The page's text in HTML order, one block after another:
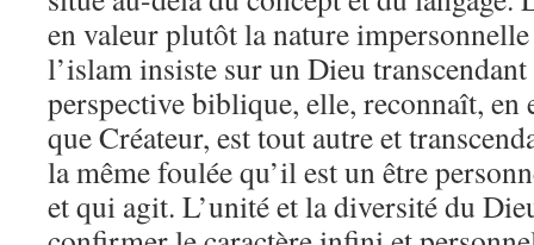
en valeur plutôt la nature
l’islam insiste sur un Dieu
perspective biblique, elle, reconnaît, en
que Créateur, est tout autre et
la même foulée qu’il est un être
et qui agit. L’unité et la diversité du